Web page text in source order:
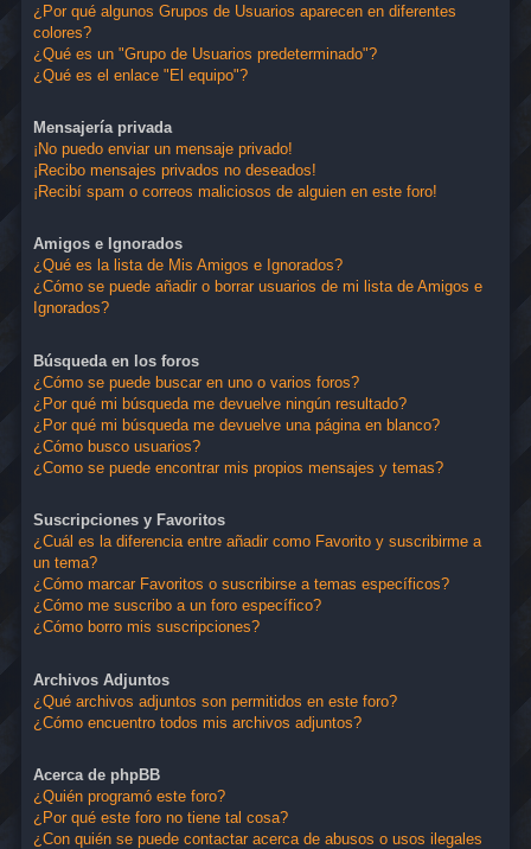
¿Por qué algunos Grupos de Usuarios aparecen en diferentes
colores?
¿Qué es un "Grupo de Usuarios predeterminado"?
¿Qué es el enlace "El equipo"?
Mensajería privada
¡No puedo enviar un mensaje privado!
¡Recibo mensajes privados no deseados!
¡Recibí spam o correos maliciosos de alguien en este foro!
Amigos e Ignorados
¿Qué es la lista de Mis Amigos e Ignorados?
¿Cómo se puede añadir o borrar usuarios de mi lista de Amigos e
Ignorados?
Búsqueda en los foros
¿Cómo se puede buscar en uno o varios foros?
¿Por qué mi búsqueda me devuelve ningún resultado?
¿Por qué mi búsqueda me devuelve una página en blanco?
¿Cómo busco usuarios?
¿Como se puede encontrar mis propios mensajes y temas?
Suscripciones y Favoritos
¿Cuál es la diferencia entre añadir como Favorito y suscribirme a
un tema?
¿Cómo marcar Favoritos o suscribirse a temas específicos?
¿Cómo me suscribo a un foro específico?
¿Cómo borro mis suscripciones?
Archivos Adjuntos
¿Qué archivos adjuntos son permitidos en este foro?
¿Cómo encuentro todos mis archivos adjuntos?
Acerca de phpBB
¿Quién programó este foro?
¿Por qué este foro no tiene tal cosa?
¿Con quién se puede contactar acerca de abusos o usos ilegales